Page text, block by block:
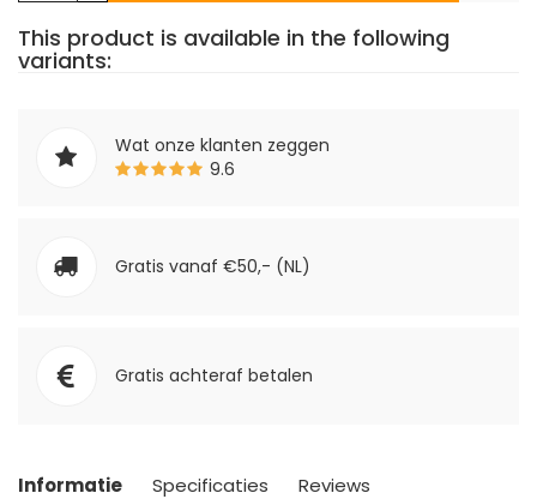
This product is available in the following
variants:
Wat onze klanten zeggen
9.6
Gratis vanaf €50,- (NL)
Gratis achteraf betalen
Informatie Specificaties
Reviews